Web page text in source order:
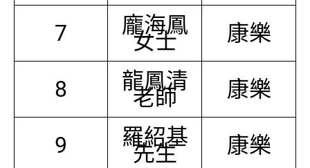
7 龐海鳳
女士 康樂
8 龍鳳清
老師 康樂
9 羅紹基
先生 康樂